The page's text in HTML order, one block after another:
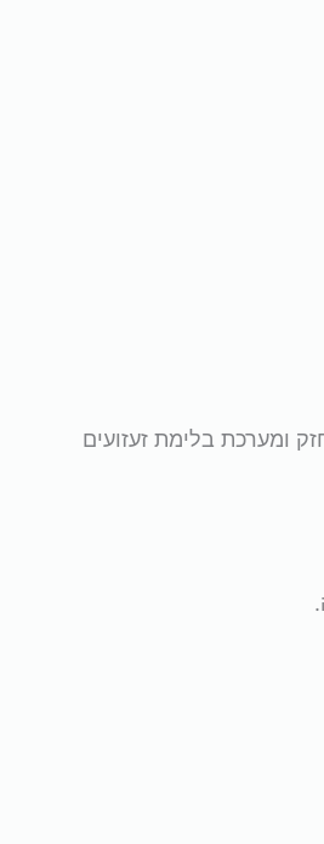
ומערכת בלימת זעזועים